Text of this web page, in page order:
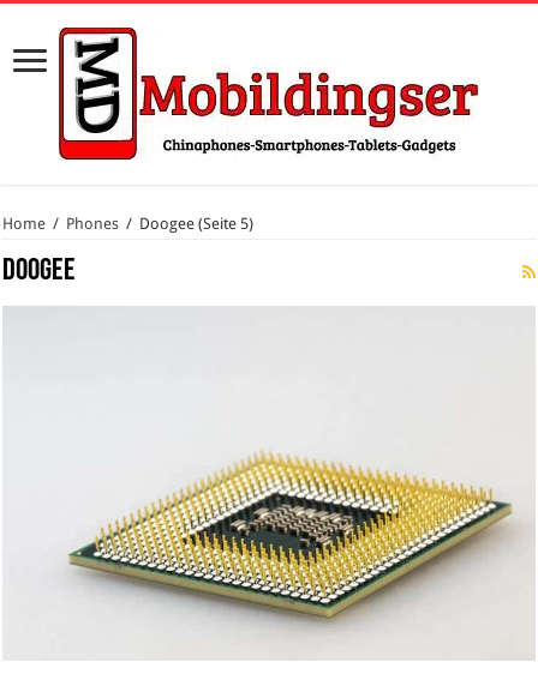
Home / Phones / Doogee (Seite 5)
Doogee